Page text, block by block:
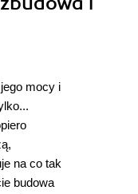
mocy i
na co tak
budowa